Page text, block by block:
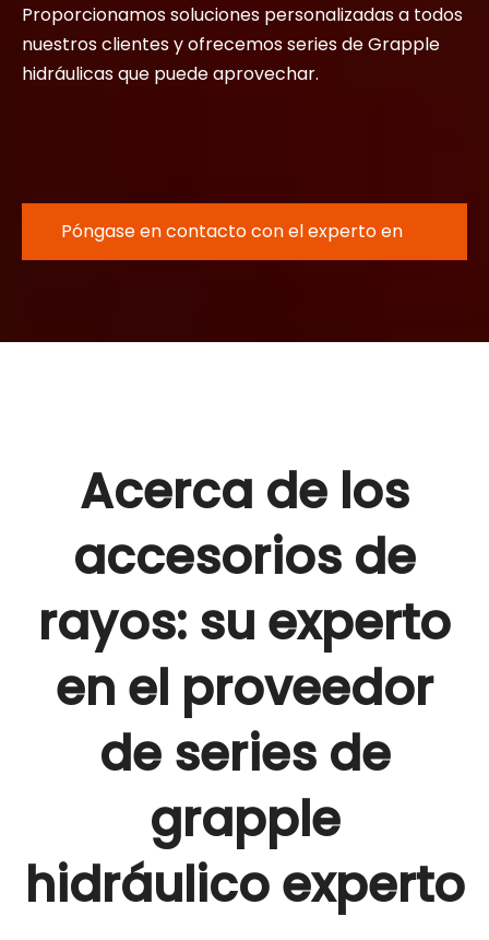
Proporcionamos soluciones personalizadas a todos
nuestros clientes y ofrecemos series de Grapple
hidráulicas que puede aprovechar.
Póngase en contacto con el experto en
Acerca de los
accesorios de
rayos: su experto
en el proveedor
de series de
grapple
hidráulico experto